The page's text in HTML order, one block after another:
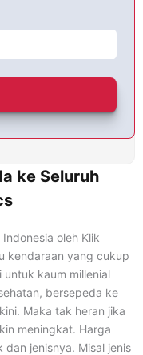
ke Seluruh
oleh Klik
kendaraan yang cukup
kaum millenial
bersepeda ke
Maka tak heran jika
meningkat. Harga
jenisnya. Misal jenis